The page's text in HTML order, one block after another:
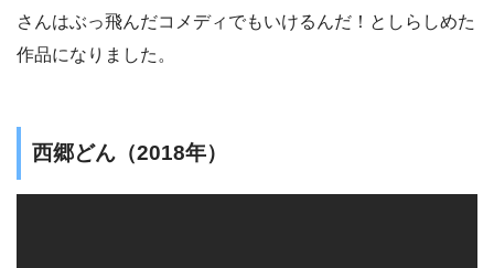
さんはぶっ飛んだコメディでもいけるんだ！としらしめた
作品になりました。
西郷どん（2018年）